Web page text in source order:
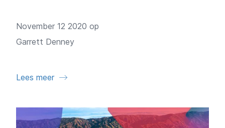
Lees meer
November 12 2020 op
Garrett Denney